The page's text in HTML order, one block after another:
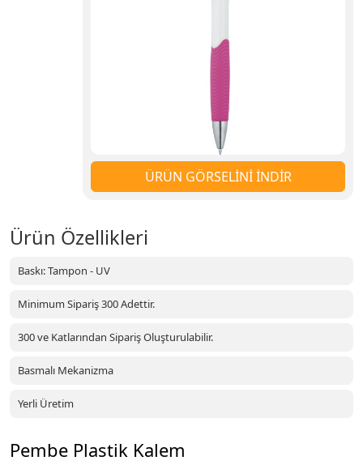
ÜRÜN GÖRSELİNİ İNDİR
Ürün Özellikleri
Baskı: Tampon - UV
Minimum Sipariş 300 Adettir.
300 ve Katlarından Sipariş Oluşturulabilir.
Basmalı Mekanizma
Yerli Üretim
Pembe Plastik Kalem